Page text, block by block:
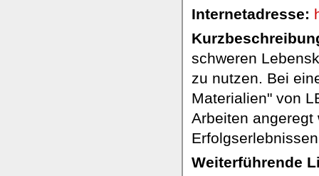
Internetadresse:
schweren
zu nutzen. Bei
Materialien" von
Arbeiten angeregt
Weiterführende